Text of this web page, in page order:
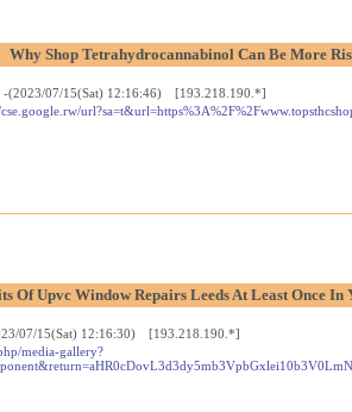
Why Shop Tetrahydrocannabinol Can Be More
-(2023/07/15(Sat) 12:16:46) [193.218.190.*]
Of Upvc Window Repairs Leeds At Least Once
07/15(Sat) 12:16:30) [193.218.190.*]
media-gallery?